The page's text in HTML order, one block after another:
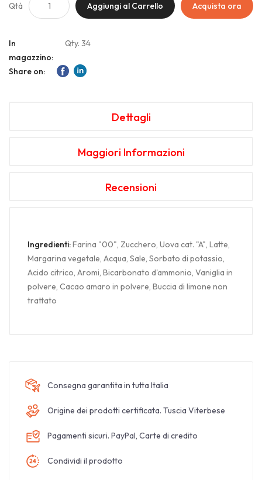
Qtà
Aggiungi al Carrello Acquista ora
In
magazzino:
Qty. 34
Share on:
Dettagli
Maggiori Informazioni
Recensioni
Ingredienti:Farina "00", Zucchero, Uova cat. "A", Latte,
Margarina vegetale, Acqua, Sale, Sorbato di potassio,
Acido citrico, Aromi, Bicarbonato d'ammonio, Vaniglia in
polvere, Cacao amaro in polvere, Buccia di limone non
trattato
Consegna garantita in tutta Italia
Origine dei prodotti certificata. Tuscia Viterbese
Pagamenti sicuri. PayPal, Carte di credito
Condividi il prodotto